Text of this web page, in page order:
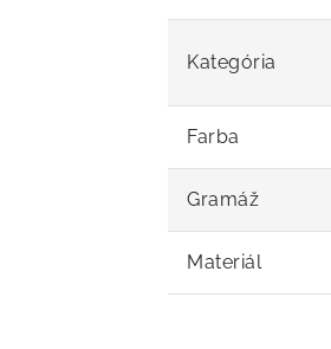
Kategória
Farba
Gramáž
Materiál